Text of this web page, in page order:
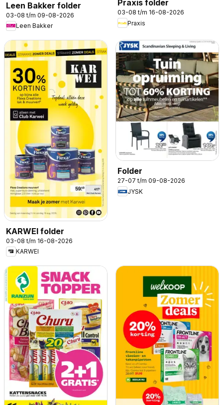
Leen Bakker folder
03-08 t/m 09-08-2026
Leen Bakker
Praxis folder
03-08 t/m 16-08-2026
Praxis
KARWEI folder
03-08 t/m 16-08-2026
KARWEI
Folder
27-07 t/m 09-08-2026
JYSK